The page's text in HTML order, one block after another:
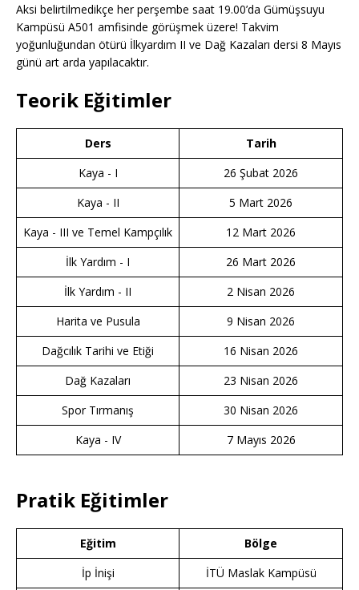
Aksi belirtilmedikçe her perşembe saat 19.00’da Gümüşsuyu
Kampüsü A501 amfisinde görüşmek üzere! Takvim
yoğunluğundan ötürü İlkyardım II ve Dağ Kazaları dersi 8 Mayıs
günü art arda yapılacaktır.
Teorik Eğitimler
Ders
Tarih
Kaya - I
26 Şubat 2026
Kaya - II
5 Mart 2026
Kaya - III ve Temel Kampçılık
12 Mart 2026
İlk Yardım - I
26 Mart 2026
İlk Yardım - II
2 Nisan 2026
Harita ve Pusula
9 Nisan 2026
Dağcılık Tarihi ve Etiği
16 Nisan 2026
Dağ Kazaları
23 Nisan 2026
Spor Tırmanış
30 Nisan 2026
Kaya - IV
7 Mayıs 2026
Pratik Eğitimler
Eğitim
Bölge
İp İnişi
İTÜ Maslak Kampüsü